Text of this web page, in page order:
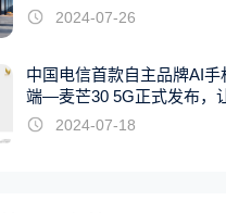
起
2024-07-26
中国电信首款自主品牌AI手
端—麦芒30 5G正式发布，
触手可及2024-07-18